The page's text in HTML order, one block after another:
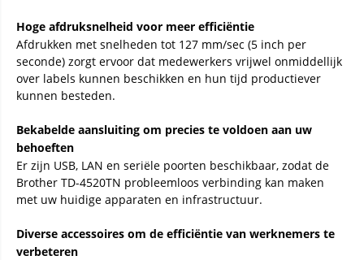
Hoge afdruksnelheid voor meer efficiëntie
Afdrukken met snelheden tot 127 mm/sec (5 inch per
seconde) zorgt ervoor dat medewerkers vrijwel onmiddellijk
over labels kunnen beschikken en hun tijd productiever
kunnen besteden.
Bekabelde aansluiting om precies te voldoen aan uw
behoeften
Er zijn USB, LAN en seriële poorten beschikbaar, zodat de
Brother TD-4520TN probleemloos verbinding kan maken
met uw huidige apparaten en infrastructuur.
Diverse accessoires om de efficiëntie van werknemers te
verbeteren